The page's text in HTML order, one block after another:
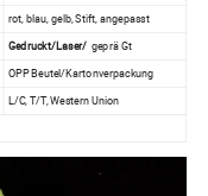
rot, blau, gelb, Stift, angepasst
Gedruckt/Laser/ geprä Gt
OPP Beutel/Kartonverpackung
L/C, T/T, Western Union